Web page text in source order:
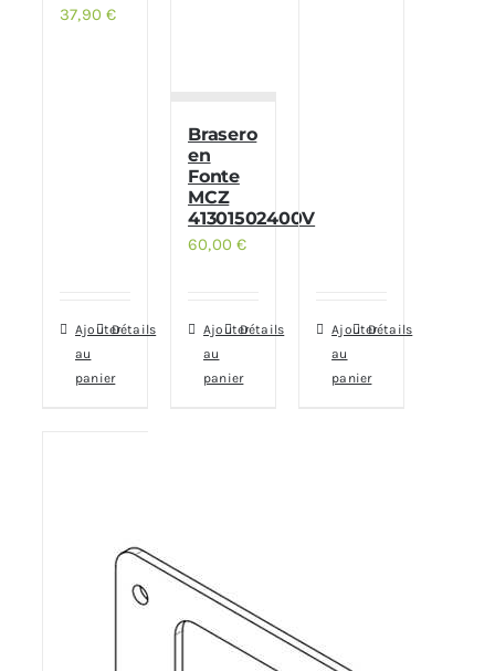
37,90€
Ajouter
au
panier
Détails
Brasero
en
Fonte
MCZ
41301502400V
60,00€
Ajouter
au
panier
Détails
Ajouter
au
panier
Détails